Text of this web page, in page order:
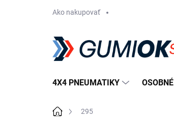
Ako nakupovať
4X4 PNEUMATIKY
Domov295